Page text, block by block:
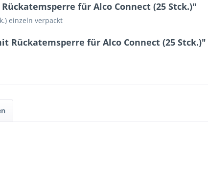
für Alco Connect (25 Stck.)"
einzeln verpackt
für Alco Connect (25 Stck.)"